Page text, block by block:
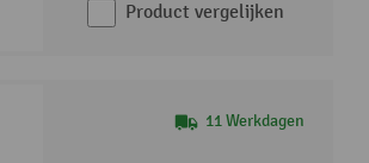
Product vergelijken
11 Werkdagen